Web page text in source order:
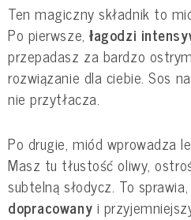
Ten magiczny składnik to
Po pierwsze,łagodzi
przepadasz za bardzo
rozwiązanie dla ciebie. Sos
nie przytłacza.
Po drugie, miód wprowadza
Masz tu tłustość oliwy,
subtelną słodycz. To
dopracowany i